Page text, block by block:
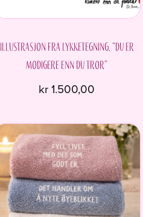
Illustrasjon fra Lykketegning. “Du er
modigere enn du tror”
kr1.500,00